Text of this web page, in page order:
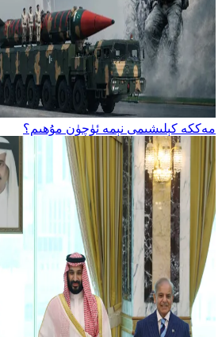
مەككە كېلىشىمى نېمە ئۈچۈن مۇھىم؟